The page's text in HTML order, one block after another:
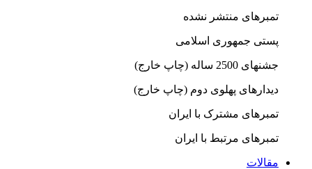
تمبرهای منتشر نشده
پستی جمهوری اسلامی
جشنهای 2500 ساله (چاپ خارج)
دیدارهای پهلوی دوم (چاپ خارج)
تمبرهای مشترک با ایران
تمبرهای مرتبط با ایران
مقالات